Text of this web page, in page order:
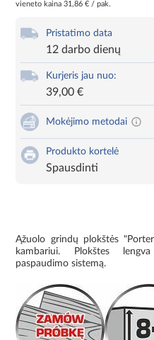
vieneto kaina 31,86 € / pak.
Pristatimo data
12 darbo dienų
Kurjeris jau nuo:
39,00 €
Mokėjimo metodai
Produkto kortelė
Spausdinti
Ąžuolo grindų plokštės
kambariui. Plokštes
paspaudimo sistemą.